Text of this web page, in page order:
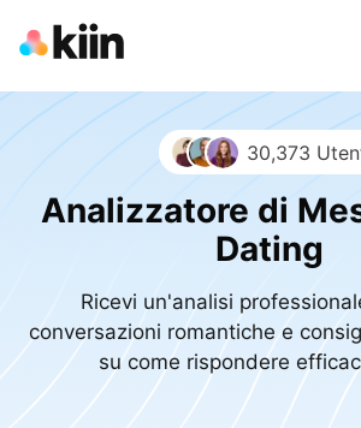
30,373
Analizzatore di
Dating
Ricevi un'analisi
conversazioni romantiche e
su come rispondere